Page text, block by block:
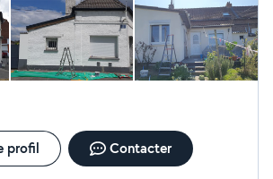
profil Contacter